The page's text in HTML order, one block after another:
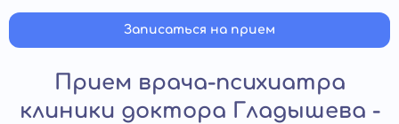
Записаться на прием
Прием врача-психиатра
клиники доктора Гладышева -